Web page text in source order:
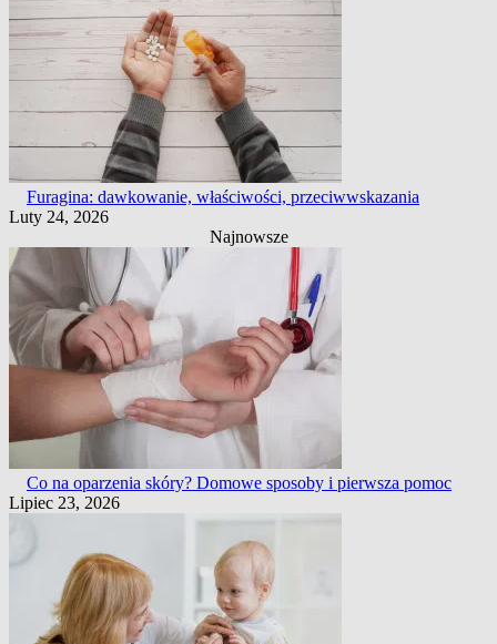
Furagina: dawkowanie, właściwości, przeciwwskazania
Luty 24, 2026
Najnowsze
Co na oparzenia skóry? Domowe sposoby i pierwsza pomoc
Lipiec 23, 2026